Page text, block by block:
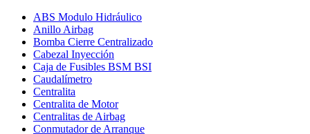
ABS Modulo Hidráulico
Anillo Airbag
Bomba Cierre Centralizado
Cabezal Inyección
Caja de Fusibles BSM BSI
Caudalímetro
Centralita
Centralita de Motor
Centralitas de Airbag
Conmutador de Arranque